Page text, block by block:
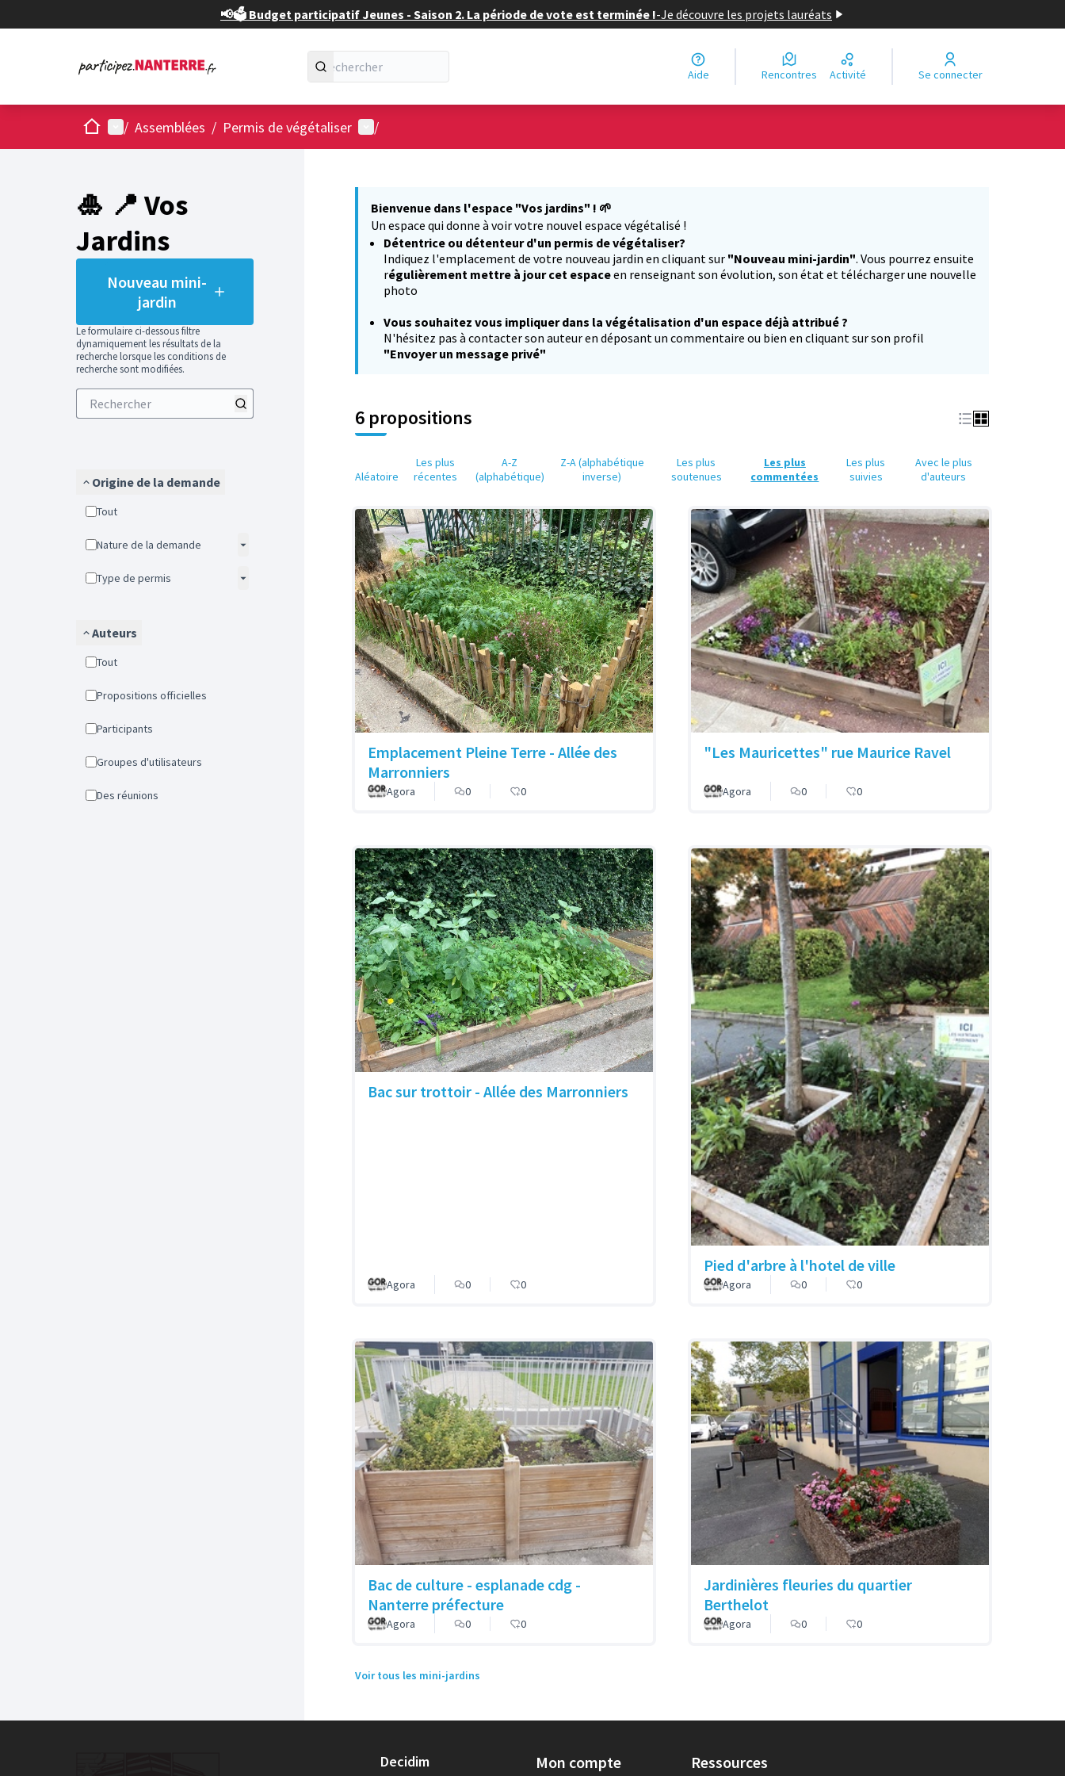
📢🗳️ Budget participatif Jeunes - Saison 2. La période de vote est terminée !-Je découvre les projets lauréats
Aide Rencontres Activité Se connecter
AccueilMenu principal
/ Assemblées / Permis de végétaliser Menu utilisateur
/
🎍 📍 Vos
Jardins
Nouveau mini-
jardin
Le formulaire ci-dessous filtre
dynamiquement les résultats de la
recherche lorsque les conditions de
recherche sont modifiées.
Origine de la demande
Tout
Nature de la demande
Type de permis
Auteurs
Tout
Propositions officielles
Participants
Groupes d'utilisateurs
Des réunions
Bienvenue dans l'espace "Vos jardins" ! 🌱
Un espace qui donne à voir votre nouvel espace végétalisé !
Détentrice ou détenteur d'un permis de végétaliser?
Indiquez l'emplacement de votre nouveau jardin en cliquant sur "Nouveau mini-jardin". Vous pourrez ensuite
régulièrement mettre à jour cet espaceen renseignant son évolution, son état et télécharger une nouvelle
photo
Vous souhaitez vous impliquer dans la végétalisation d'un espace déjà attribué ?
N'hésitez pas à contacter son auteur en déposant un commentaire ou bien en cliquant sur son profil
"Envoyer un message privé"
6 propositions
Aléatoire
Les plus
récentes
A-Z
(alphabétique)
Z-A (alphabétique
inverse)
Les plus
soutenues
Les plus
commentées
Les plus
suivies
Avec le plus
d'auteurs
Emplacement Pleine Terre - Allée des
Marronniers
Agora 0 0
"Les Mauricettes" rue Maurice Ravel
Agora 0 0
Bac sur trottoir - Allée des Marronniers
Agora 0 0
Pied d'arbre à l'hotel de ville
Agora 0 0
Bac de culture - esplanade cdg -
Nanterre préfecture
Agora 0 0
Jardinières fleuries du quartier
Berthelot
Agora 0 0
Voir tous les mini-jardins
Decidim Mon compte Ressources